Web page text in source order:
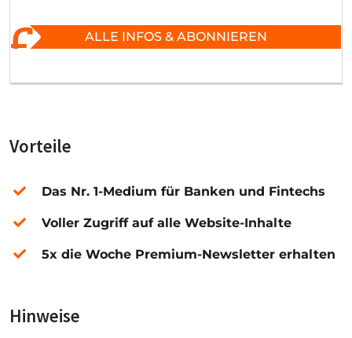
ALLE INFOS & ABONNIEREN
Vorteile
Das Nr. 1-Medium für Banken und Fintechs
Voller Zugriff auf alle Website-Inhalte
5x die Woche Premium-Newsletter erhalten
Hinweise